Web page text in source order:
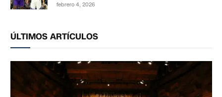
febrero 4, 2026
ÚLTIMOS ARTÍCULOS